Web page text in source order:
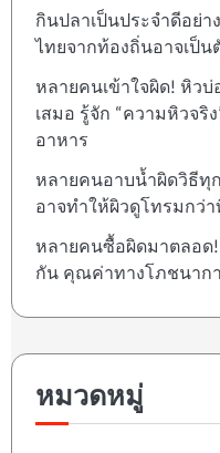
กินปลาเป็นประจำดีอย่า
ไทยจากท้องถิ่นอาจเป็
หลายคนเข้าใจผิด! หิว
เสมอ รู้จัก “ความหิวจริ
อาหาร
หลายคนอาบน้ำผิดวิธีทุ
อาจทำให้ผิวดูโทรมกว่
หลายคนซื้อผิดมาตลอด
กัน คุณค่าทางโภชนาก
หมวดหมู่